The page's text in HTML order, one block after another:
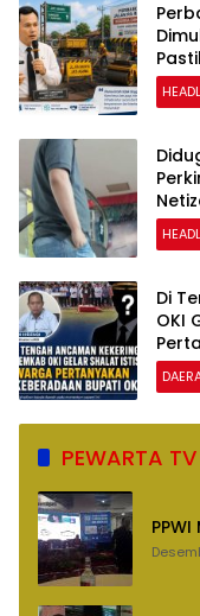
dan
Di
OKI
PEWARTA TV